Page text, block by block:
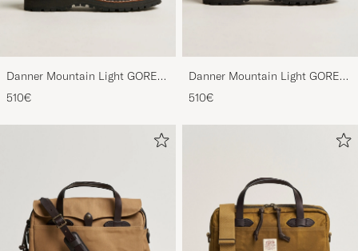
Danner Mountain Light GORE-
TEX Boot Brown
510€
Danner Mountain Light GORE-
TEX Boot Cascade Clovis
510€